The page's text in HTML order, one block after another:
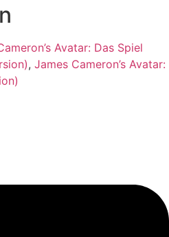
Avatar: Das Spiel
, James Cameron’s Avatar: